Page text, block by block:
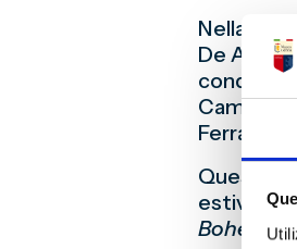
Nella
De
condotto
Ferraris
Questo
estiva del
Bohème,